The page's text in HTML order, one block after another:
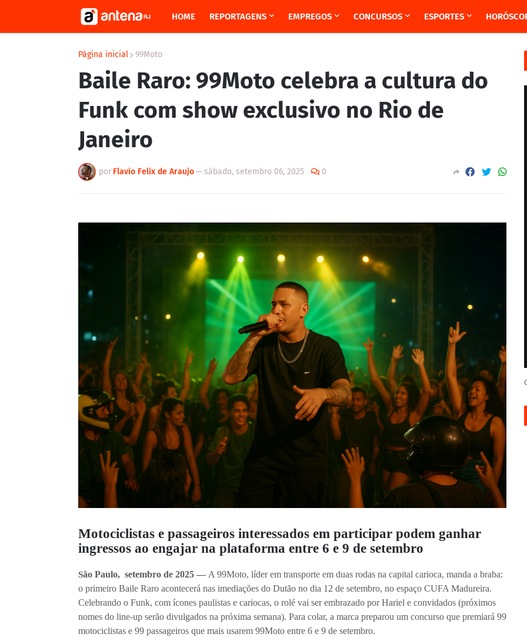
HOME REPORTAGENS EMPREGOS CONCURSOS ESPORTES
Página inicial 99Moto
Baile Raro: 99Moto celebra a cultura do
Funk com show exclusivo no Rio de
Janeiro
por Flavio Felix de Araujo— sábado, setembro 06, 2025 0
Motociclistas e passageiros interessados em participar podem ganhar
ingressos ao engajar na plataforma entre 6 e 9 de setembro
São Paulo, setembro de 2025 — A 99Moto, líder em transporte em duas rodas na capital carioca, manda a braba:
o primeiro Baile Raro acontecerá nas imediações do Dutão no dia 12 de setembro, no espaço CUFA Madureira.
Celebrando o Funk, com ícones paulistas e cariocas, o rolé vai ser embrazado por Hariel e convidados (próximos
nomes do line-up serão divulgados na próxima semana). Para colar, a marca preparou um concurso que premiará 99
motociclistas e 99 passageiros que mais usarem 99Moto entre 6 e 9 de setembro.